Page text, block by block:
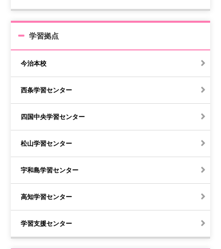
学習拠点
今治本校
西条学習センター
四国中央学習センター
松山学習センター
宇和島学習センター
高知学習センター
学習支援センター